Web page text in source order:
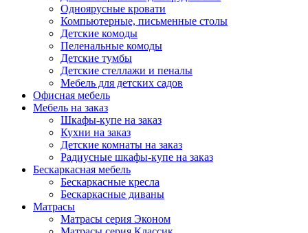
Одноярусные кровати
Компьютерные, письменные столы
Детские комоды
Пеленальные комоды
Детские тумбы
Детские стеллажи и пеналы
Мебель для детских садов
Офисная мебель
Мебель на заказ
Шкафы-купе на заказ
Кухни на заказ
Детские комнаты на заказ
Радиусные шкафы-купе на заказ
Бескаркасная мебель
Бескаркасные кресла
Бескаркасные диваны
Матрасы
Матрасы серия Эконом